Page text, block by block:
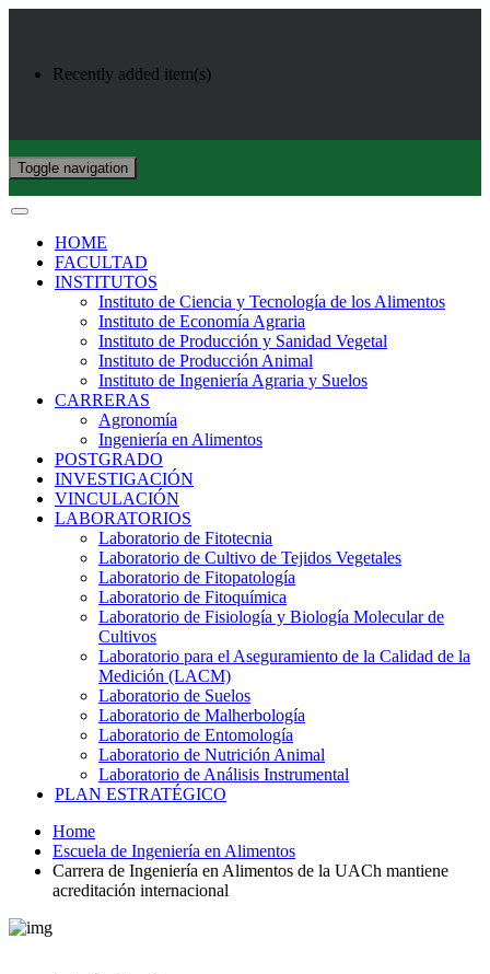
Recently added item(s)
Toggle navigation
HOME
FACULTAD
INSTITUTOS
Instituto de Ciencia y Tecnología de los Alimentos
Instituto de Economía Agraria
Instituto de Producción y Sanidad Vegetal
Instituto de Producción Animal
Instituto de Ingeniería Agraria y Suelos
CARRERAS
Agronomía
Ingeniería en Alimentos
POSTGRADO
INVESTIGACIÓN
VINCULACIÓN
LABORATORIOS
Laboratorio de Fitotecnia
Laboratorio de Cultivo de Tejidos Vegetales
Laboratorio de Fitopatología
Laboratorio de Fitoquímica
Laboratorio de Fisiología y Biología Molecular de
Cultivos
Laboratorio para el Aseguramiento de la Calidad de la
Medición (LACM)
Laboratorio de Suelos
Laboratorio de Malherbología
Laboratorio de Entomología
Laboratorio de Nutrición Animal
Laboratorio de Análisis Instrumental
PLAN ESTRATÉGICO
Home
Escuela de Ingeniería en Alimentos
Carrera de Ingeniería en Alimentos de la UACh mantiene
acreditación internacional